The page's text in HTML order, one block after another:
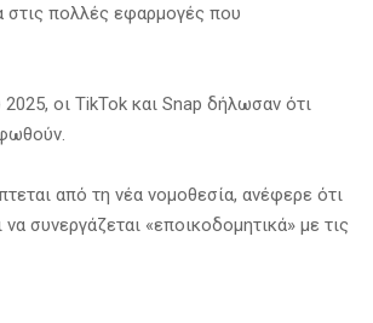
στις πολλές εφαρμογές που
οι TikTok και Snap δήλωσαν ότι
από τη νέα νομοθεσία, ανέφερε ότι
συνεργάζεται «εποικοδομητικά» με τις